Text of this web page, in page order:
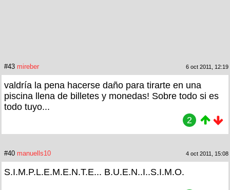
#43 mireber 6 oct 2011, 12:19
valdría la pena hacerse daño para tirarte en una
piscina llena de billetes y monedas! Sobre todo si es
todo tuyo...
2
#40 manuells10 4 oct 2011, 15:08
S.I.M.P.L.E.M.E.N.T.E... B.U.E.N..I..S.I.M.O.